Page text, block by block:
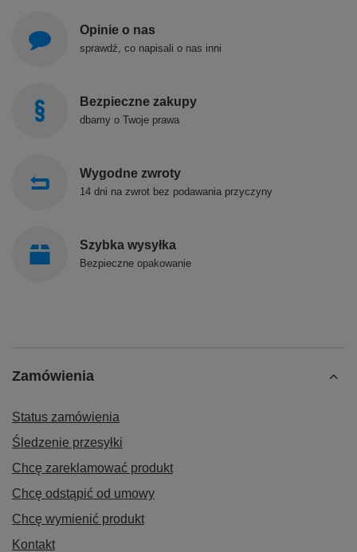
Opinie o nas
sprawdź, co napisali o nas inni
Bezpieczne zakupy
dbamy o Twoje prawa
Wygodne zwroty
14 dni na zwrot bez podawania przyczyny
Szybka wysyłka
Bezpieczne opakowanie
Zamówienia
Status zamówienia
Śledzenie przesyłki
Chcę zareklamować produkt
Chcę odstąpić od umowy
Chcę wymienić produkt
Kontakt